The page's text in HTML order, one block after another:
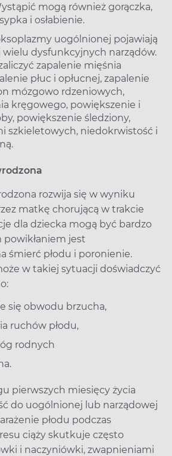
mogą również gorączka,
i osłabienie.
uogólnionej pojawiają
wielu dysfunkcyjnych narządów.
zapalenie mięśnia
płuc i opłucnej, zapalenie
mózgowo rdzeniowych,
kręgowego, powiększenie i
powiększenie śledziony,
szkieletowych, niedokrwistość i
rozwija się w wyniku
matkę chorującą w trakcie
dla dziecka mogą być bardzo
powikłaniem jest
śmierć płodu i poronienie.
w takiej sytuacji doświadczyć
się obwodu brzucha,
ruchów płodu,
rodnych
pierwszych miesięcy życia
do uogólnionej lub narządowej
płodu podczas
ciąży skutkuje często
i naczyniówki, zwapnieniami